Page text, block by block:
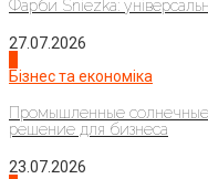
Фарби Sniezka:
27.07.2026
Бізнес та економіка
Промышленные
решение для бизнеса
23.07.2026